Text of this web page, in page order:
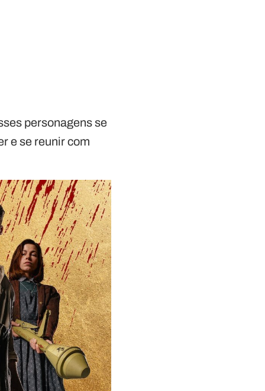
personagens se
e se reunir com